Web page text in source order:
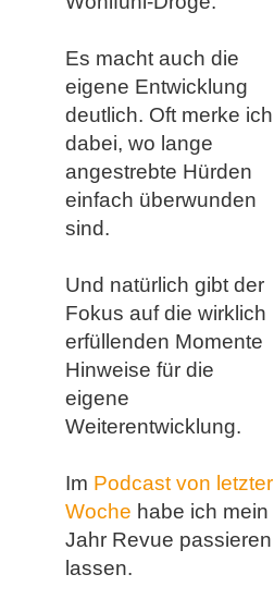
Es macht auch die
eigene Entwicklung
deutlich. Oft merke ich
dabei, wo lange
angestrebte Hürden
einfach überwunden
sind.
Und natürlich gibt der
Fokus auf die wirklich
erfüllenden Momente
Hinweise für die
eigene
Weiterentwicklung.
Im Podcast von letzter
Woche habe ich mein
Jahr Revue passieren
lassen.